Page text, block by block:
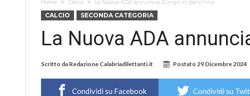
Home Calcio La Nuova ADA annuncia Zungri in panchina
CALCIO SECONDA CATEGORIA
La Nuova ADA
Scritto da Redazione Calabriadilettanti.it Postato 29 Dicembre 2024
Condividi su Facebook Condividi su